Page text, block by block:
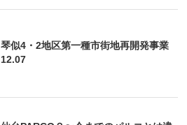
琴似4・2地区第一種市街地再開発事業
12.07